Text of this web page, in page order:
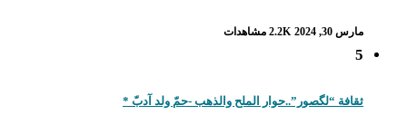
مارس 30, 2024 2.2K مشاهدات
5
ثقافة “لگصور”..حوار الملح والذهب -حمّ ولد آدبّ *